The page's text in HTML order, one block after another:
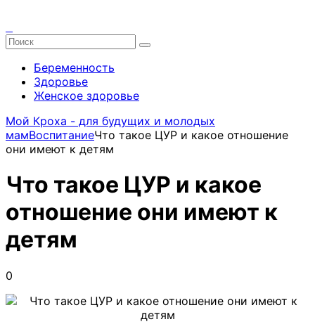
Беременность
Здоровье
Женское здоровье
Мой Кроха - для будущих и молодых
мамВоспитаниеЧто такое ЦУР и какое отношение
они имеют к детям
Что такое ЦУР и какое
отношение они имеют к
детям
0